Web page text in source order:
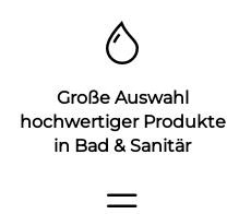
Große Auswahl
hochwertiger Produkte
in Bad & Sanitär